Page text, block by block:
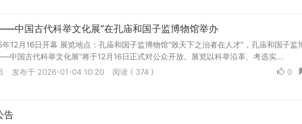
中国古代科举文化展”在孔庙和国子监博物馆举办
12月16日开幕 展览地点：孔庙和国子监博物馆“致天下之治者在人才”，孔庙和国子监
中国古代科举文化展”将于12月16日正式对公众开放。展览以科举沿革、考选实...
0
发布于 2026-01-04 10:20 阅读 ( 374 )
告